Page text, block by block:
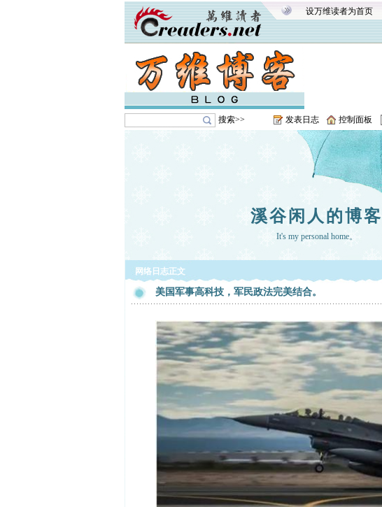
设万维读者为首页
搜索>> 发表日志 控制面板
溪谷闲人的博客
It's my personal home。
网络日志正文
美国军事高科技，军民政法完美结合。